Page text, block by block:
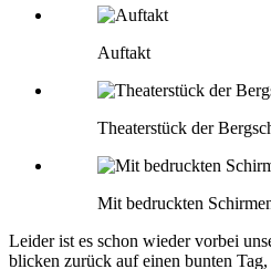
Auftakt
Theaterstück der
Mit bedruckten
Leider ist es schon wieder vorbei
blicken zurück auf einen bunten